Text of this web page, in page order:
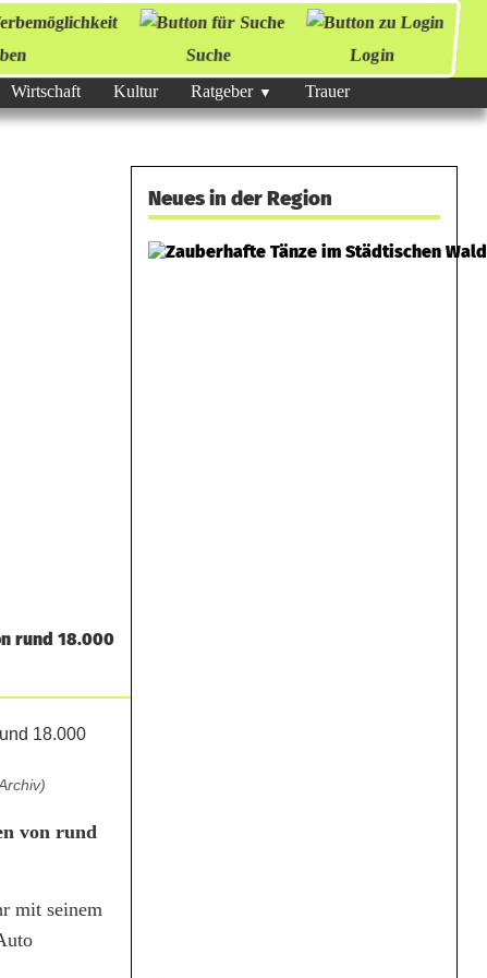
Suche
Login
Wirtschaft Kultur Ratgeber Trauer
rund 18.000
von rund
mit seinem
Neues in der Region